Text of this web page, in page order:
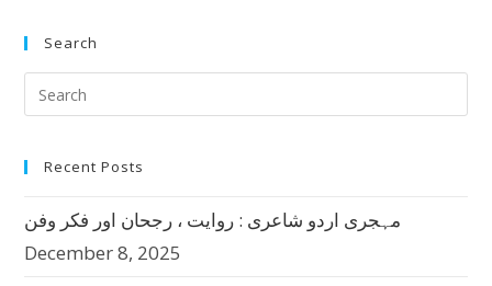
Search
Recent Posts
مہجری اردو شاعری : روایت ، رجحان اور فکر وفن
December 8, 2025